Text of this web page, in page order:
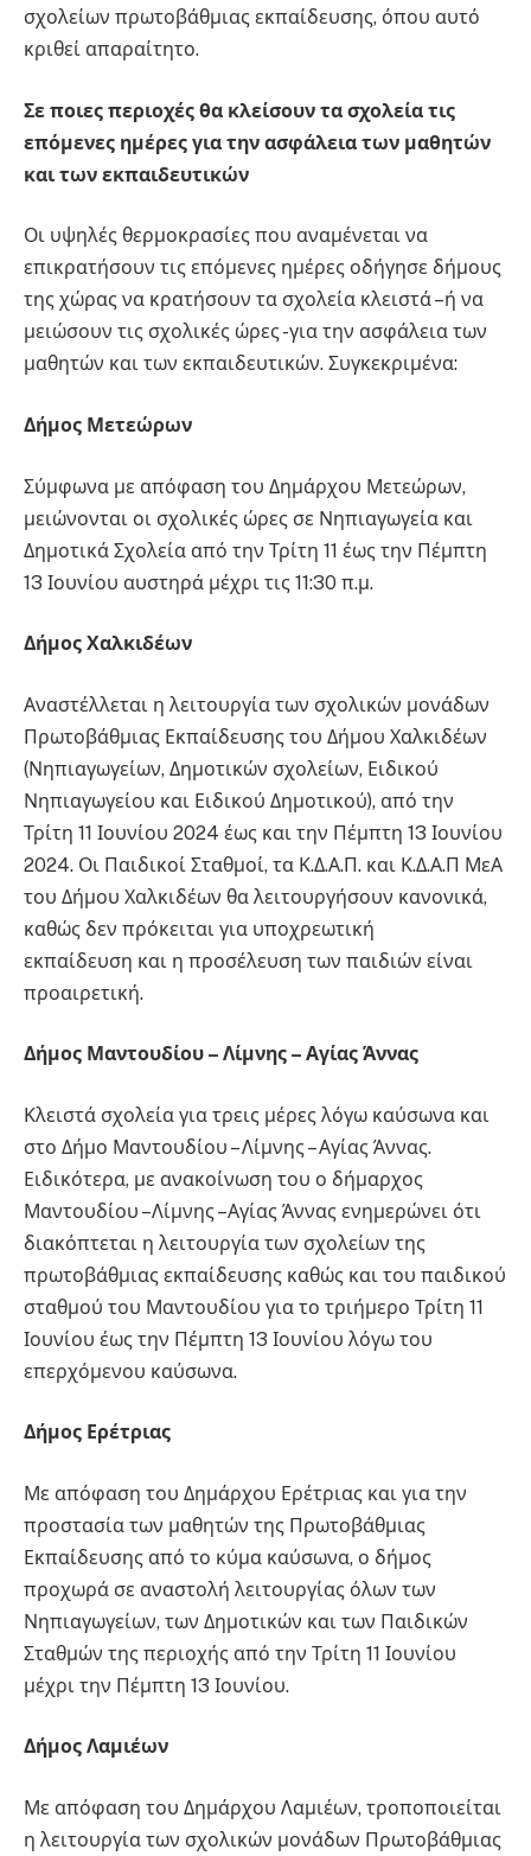
σχολείων πρωτοβάθμιας εκπαίδευσης, όπου αυτό
κριθεί απαραίτητο.
Σε ποιες περιοχές θα κλείσουν τα σχολεία τις
επόμενες ημέρες για την ασφάλεια των μαθητών
και των εκπαιδευτικών
Οι υψηλές θερμοκρασίες που αναμένεται να
επικρατήσουν τις επόμενες ημέρες οδήγησε δήμους
της χώρας να κρατήσουν τα σχολεία κλειστά –ή να
μειώσουν τις σχολικές ώρες -για την ασφάλεια των
μαθητών και των εκπαιδευτικών. Συγκεκριμένα:
Δήμος Μετεώρων
Σύμφωνα με απόφαση του Δημάρχου Μετεώρων,
μειώνονται οι σχολικές ώρες σε Νηπιαγωγεία και
Δημοτικά Σχολεία από την Τρίτη 11 έως την Πέμπτη
13 Ιουνίου αυστηρά μέχρι τις 11:30 π.μ.
Δήμος Χαλκιδέων
Αναστέλλεται η λειτουργία των σχολικών μονάδων
Πρωτοβάθμιας Εκπαίδευσης του Δήμου Χαλκιδέων
(Νηπιαγωγείων, Δημοτικών σχολείων, Ειδικού
Νηπιαγωγείου και Ειδικού Δημοτικού), από την
Τρίτη 11 Ιουνίου 2024 έως και την Πέμπτη 13 Ιουνίου
2024. Οι Παιδικοί Σταθμοί, τα Κ.Δ.Α.Π. και Κ.Δ.Α.Π ΜεΑ
του Δήμου Χαλκιδέων θα λειτουργήσουν κανονικά,
καθώς δεν πρόκειται για υποχρεωτική
εκπαίδευση και η προσέλευση των παιδιών είναι
προαιρετική.
Δήμος Μαντουδίου – Λίμνης – Αγίας Άννας
Κλειστά σχολεία για τρεις μέρες λόγω καύσωνα και
στο Δήμο Μαντουδίου – Λίμνης – Αγίας Άννας.
Ειδικότερα, με ανακοίνωση του ο δήμαρχος
Μαντουδίου –Λίμνης –Αγίας Άννας ενημερώνει ότι
διακόπτεται η λειτουργία των σχολείων της
πρωτοβάθμιας εκπαίδευσης καθώς και του παιδικού
σταθμού του Μαντουδίου για το τριήμερο Τρίτη 11
Ιουνίου έως την Πέμπτη 13 Ιουνίου λόγω του
επερχόμενου καύσωνα.
Δήμος Ερέτριας
Με απόφαση του Δημάρχου Ερέτριας και για την
προστασία των μαθητών της Πρωτοβάθμιας
Εκπαίδευσης από το κύμα καύσωνα, ο δήμος
προχωρά σε αναστολή λειτουργίας όλων των
Νηπιαγωγείων, των Δημοτικών και των Παιδικών
Σταθμών της περιοχής από την Τρίτη 11 Ιουνίου
μέχρι την Πέμπτη 13 Ιουνίου.
Δήμος Λαμιέων
Με απόφαση του Δημάρχου Λαμιέων, τροποποιείται
η λειτουργία των σχολικών μονάδων Πρωτοβάθμιας